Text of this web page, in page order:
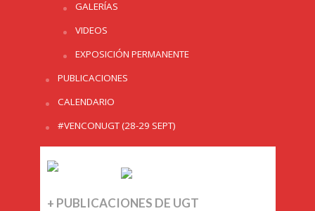
GALERÍAS
VIDEOS
EXPOSICIÓN PERMANENTE
PUBLICACIONES
CALENDARIO
#VENCONUGT (28-29 SEPT)
+ PUBLICACIONES DE UGT